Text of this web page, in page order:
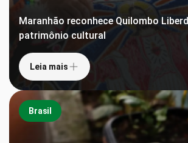
Maranhão reconhece Quilombo
patrimônio cultural
Leia mais
Brasil